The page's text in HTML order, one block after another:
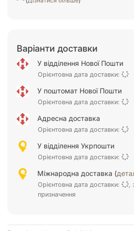
Варіанти доставки
У відділення Нової Пошти
Орієнтовна дата доставки:
У поштомат Нової Пошти
Орієнтовна дата доставки:
Адресна доставка
Орієнтовна дата доставки:
У відділення Укрпошти
Орієнтовна дата доставки:
Міжнародна доставка (
Орієнтовна дата доставки:
,
призначення